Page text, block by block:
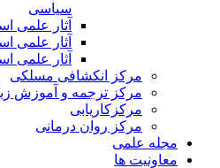
سیاسی
آثار علمی
آثار علمی
آثار علمی
مرکز انکشافی مسلکی
مرکز ترجمه و آموزش
مرکزکاریابی
مرکز روان درمانی
مجله علمی
معاونیت ها